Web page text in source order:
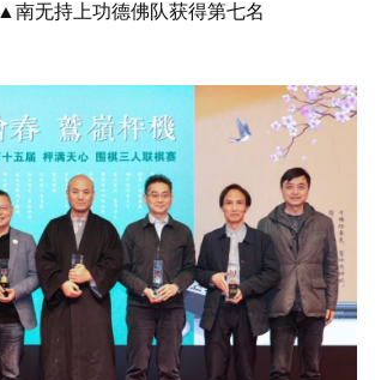
▲南无持上功德佛队获得第七名